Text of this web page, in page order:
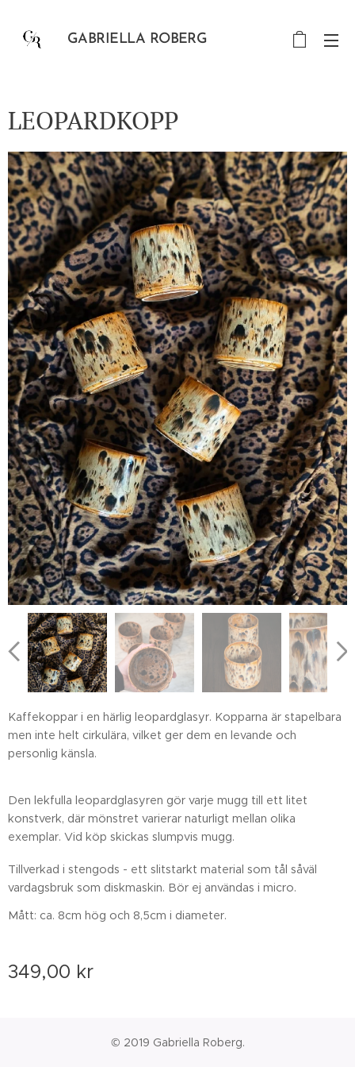
GABRIELLA ROBERG
LEOPARDKOPP
Kaffekoppar i en härlig leopardglasyr. Kopparna är stapelbara
men inte helt cirkulära, vilket ger dem en levande och
personlig känsla.
Den lekfulla leopardglasyren gör varje mugg till ett litet
konstverk, där mönstret varierar naturligt mellan olika
exemplar. Vid köp skickas slumpvis mugg.
Tillverkad i stengods - ett slitstarkt material som tål såväl
vardagsbruk som diskmaskin. Bör ej användas i micro.
Mått: ca. 8cm hög och 8,5cm i diameter.
349,00 kr
© 2019 Gabriella Roberg.